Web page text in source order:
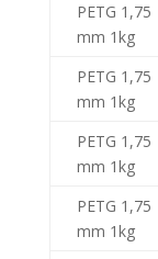
PETG 1,75
mm 1kg
PETG 1,75
mm 1kg
PETG 1,75
mm 1kg
PETG 1,75
mm 1kg